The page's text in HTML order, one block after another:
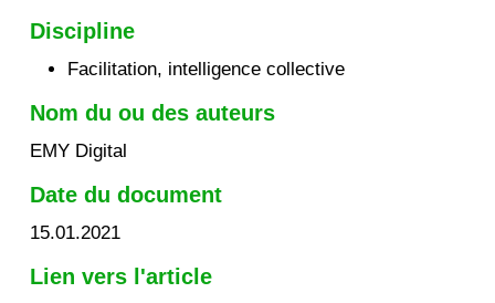
Discipline
Facilitation, intelligence collective
Nom du ou des auteurs
EMY Digital
Date du document
15.01.2021
Lien vers l'article